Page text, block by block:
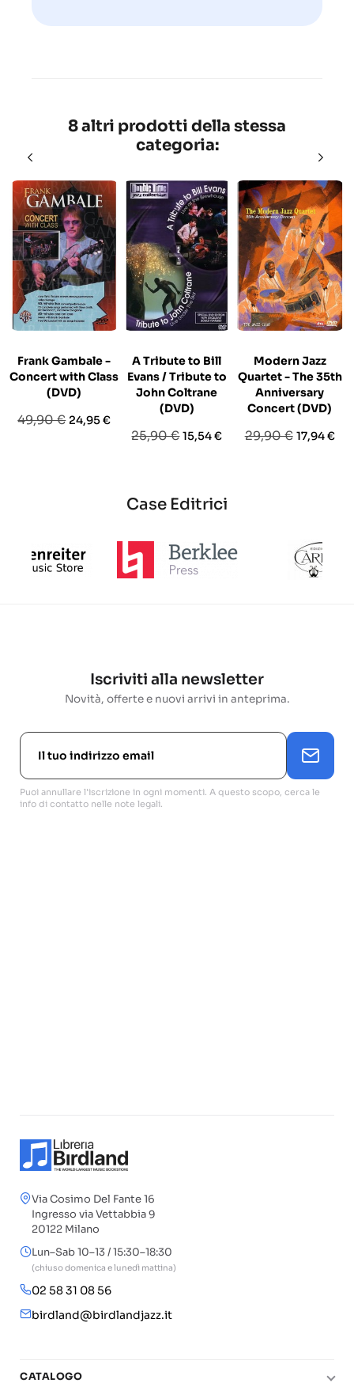
8 altri prodotti della stessa
categoria:
Frank Gambale -
Concert with Class
(DVD)
Prezzo
49,90 € Prezzo
24,95 €
A Tribute to Bill
Evans / Tribute to
John Coltrane
(DVD)
Prezzo
25,90 €Prezzo
15,54 €
Modern Jazz
Quartet - The 35th
Anniversary
Concert (DVD)
Prezzo
29,90 € Prezzo
17,94 €
Case Editrici
Iscriviti alla newsletter
Novità, offerte e nuovi arrivi in anteprima.
Puoi annullare l'iscrizione in ogni momenti. A questo scopo, cerca le
info di contatto nelle note legali.
Via Cosimo Del Fante 16
Ingresso via Vettabbia 9
20122 Milano
Lun–Sab 10–13 / 15:30–18:30
(chiuso domenica e lunedì mattina)
02 58 31 08 56
birdland@birdlandjazz.it
CATALOGO